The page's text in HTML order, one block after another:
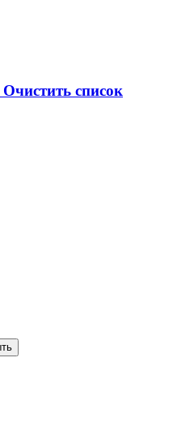
Очистить список